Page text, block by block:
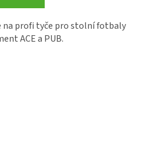
na profi tyče pro stolní fotbaly
ACE a PUB.